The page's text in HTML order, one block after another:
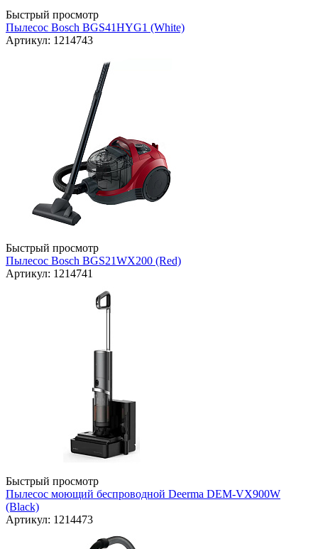
Быстрый просмотр
Пылесос Bosch BGS41HYG1 (White)
Артикул: 1214743
Быстрый просмотр
Пылесос Bosch BGS21WX200 (Red)
Артикул: 1214741
Быстрый просмотр
Пылесос моющий беспроводной Deerma DEM-VX900W
(Black)
Артикул: 1214473